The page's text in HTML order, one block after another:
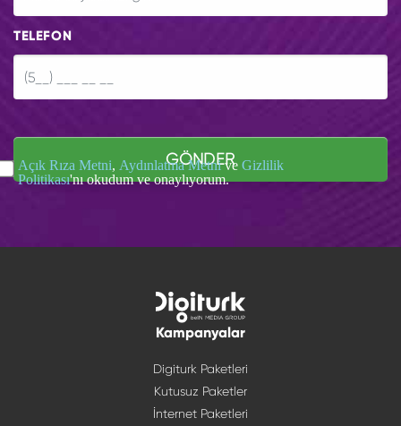
TELEFON
GÖNDER
Açık Rıza Metni, Aydınlatma Metnive Gizlilik
Politikası'nı okudum ve onaylıyorum.
Kampanyalar
Digiturk Paketleri
Kutusuz Paketler
İnternet Paketleri